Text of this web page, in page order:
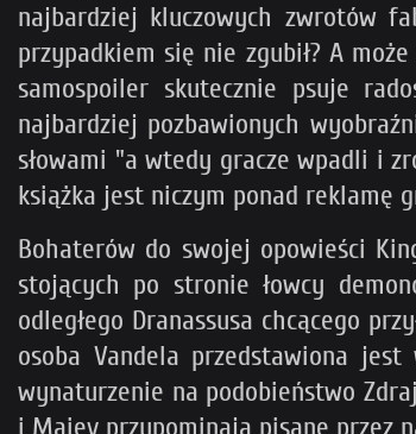
najbardziej kluczowych zwrotów
przypadkiem się nie zgubił? A
samospoiler skutecznie psuje
najbardziej pozbawionych
słowami "a wtedy gracze wpadli i
książka jest niczym ponad reklamę
Bohaterów do swojej opowieści
stojących po stronie łowcy
odległego Dranassusa chcącego
osoba Vandela przedstawiona
wynaturzenie na podobieństwo